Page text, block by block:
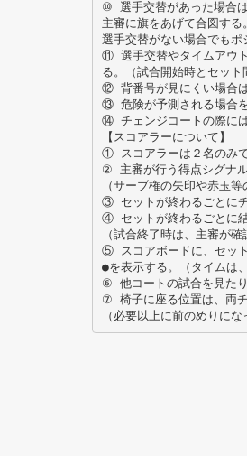
⑩ 選手交替があった場合は
主審に旗をあげて合図する。
選手交替がない場合でもポ
⑪ 選手交替やタイムアウ
る。（試合開始時とセット
⑫ 背番号が見にくい場合は
⑬ 危険が予測される場合を
⑭ チェンジコートの際には
【スコアラーについて】
① スコアラーは２名のみ
② 主審が行う得点シグナル
（サーブ権の矢印や赤玉等
③ セットが終わるごとにチ
④ セットが終わるごとに結
（試合終了時は、主審が確
⑤ スコアボードに、セッ
●を表示する。（タイムは
⑥ 他コートの試合を見たり
⑦ 椅子に座る位置は、両チ